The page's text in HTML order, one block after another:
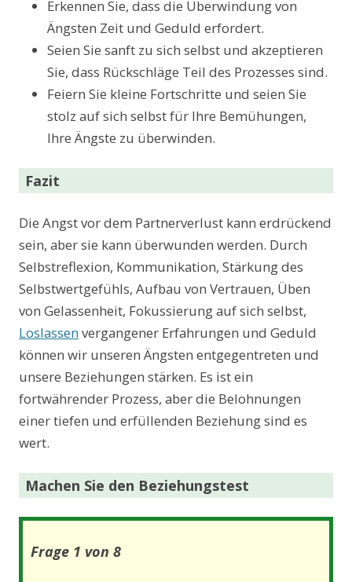
Erkennen Sie, dass die Überwindung von
Ängsten Zeit und Geduld erfordert.
Seien Sie sanft zu sich selbst und akzeptieren
Sie, dass Rückschläge Teil des Prozesses sind.
Feiern Sie kleine Fortschritte und seien Sie
stolz auf sich selbst für Ihre Bemühungen,
Ihre Ängste zu überwinden.
Fazit
Die Angst vor dem Partnerverlust kann erdrückend
sein, aber sie kann überwunden werden. Durch
Selbstreflexion, Kommunikation, Stärkung des
Selbstwertgefühls, Aufbau von Vertrauen, Üben
von Gelassenheit, Fokussierung auf sich selbst,
Loslassenvergangener Erfahrungen und Geduld
können wir unseren Ängsten entgegentreten und
unsere Beziehungen stärken. Es ist ein
fortwährender Prozess, aber die Belohnungen
einer tiefen und erfüllenden Beziehung sind es
wert.
Machen Sie den Beziehungstest
Frage 1 von 8